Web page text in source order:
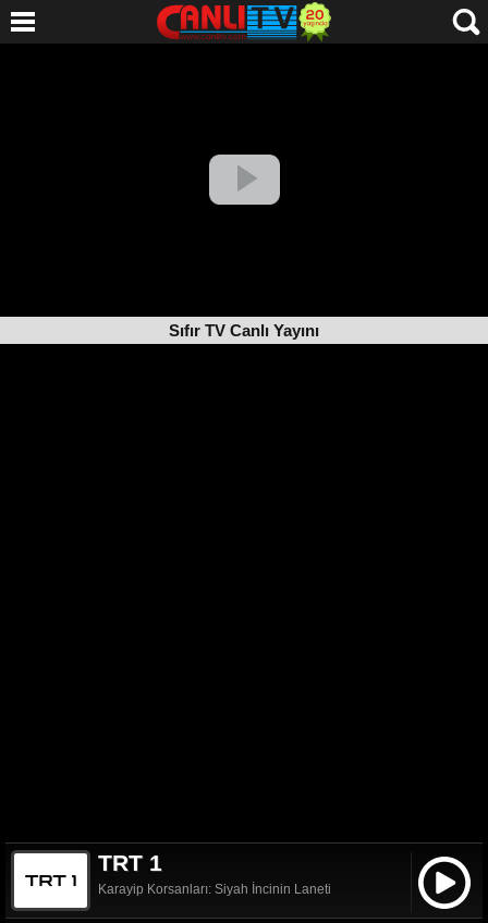
Sıfır TV Canlı Yayını
TRT 1
Karayip Korsanları: Siyah İncinin Laneti